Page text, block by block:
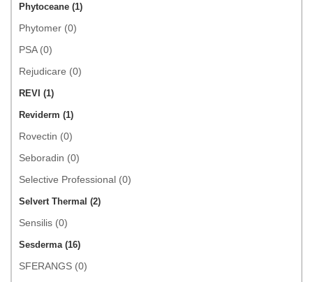
Phytoceane (1)
Phytomer (0)
PSA (0)
Rejudicare (0)
REVI (1)
Reviderm (1)
Rovectin (0)
Seboradin (0)
Selective Professional (0)
Selvert Thermal (2)
Sensilis (0)
Sesderma (16)
SFERANGS (0)